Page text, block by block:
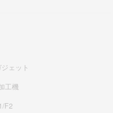
ェット
工機
F2